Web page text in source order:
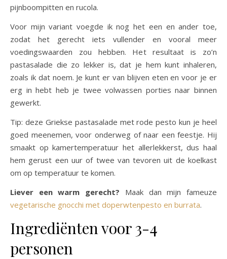
pijnboompitten en rucola.
Voor mijn variant voegde ik nog het een en ander toe,
zodat het gerecht iets vullender en vooral meer
voedingswaarden zou hebben. Het resultaat is zo’n
pastasalade die zo lekker is, dat je hem kunt inhaleren,
zoals ik dat noem. Je kunt er van blijven eten en voor je er
erg in hebt heb je twee volwassen porties naar binnen
gewerkt.
Tip: deze Griekse pastasalade met rode pesto kun je heel
goed meenemen, voor onderweg of naar een feestje. Hij
smaakt op kamertemperatuur het allerlekkerst, dus haal
hem gerust een uur of twee van tevoren uit de koelkast
om op temperatuur te komen.
Liever een warm gerecht? Maak dan mijn fameuze
vegetarische gnocchi met doperwtenpesto en burrata.
Ingrediënten voor 3-4
personen